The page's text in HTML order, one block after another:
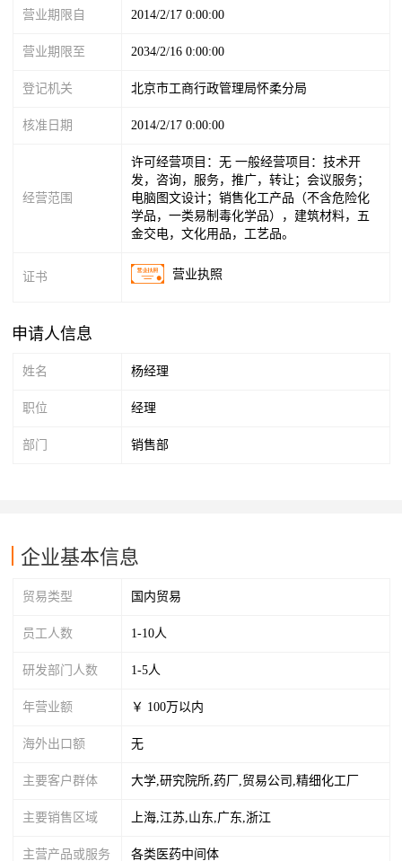
营业期限自 2014/2/17 0:00:00
营业期限至 2034/2/16 0:00:00
登记机关 北京市工商行政管理局怀柔分局
核准日期 2014/2/17 0:00:00
经营范围
许可经营项目：无 一般经营项目：技术开
发，咨询，服务，推广，转让；会议服务；
电脑图文设计；销售化工产品（不含危险化
学品，一类易制毒化学品），建筑材料，五
金交电，文化用品，工艺品。
证书 营业执照
申请人信息
姓名 杨经理
职位 经理
部门 销售部
企业基本信息
贸易类型 国内贸易
员工人数 1-10人
研发部门人数 1-5人
年营业额 ￥ 100万以内
海外出口额 无
主要客户群体 大学,研究院所,药厂,贸易公司,精细化工厂
主要销售区域 上海,江苏,山东,广东,浙江
主营产品或服务 各类医药中间体